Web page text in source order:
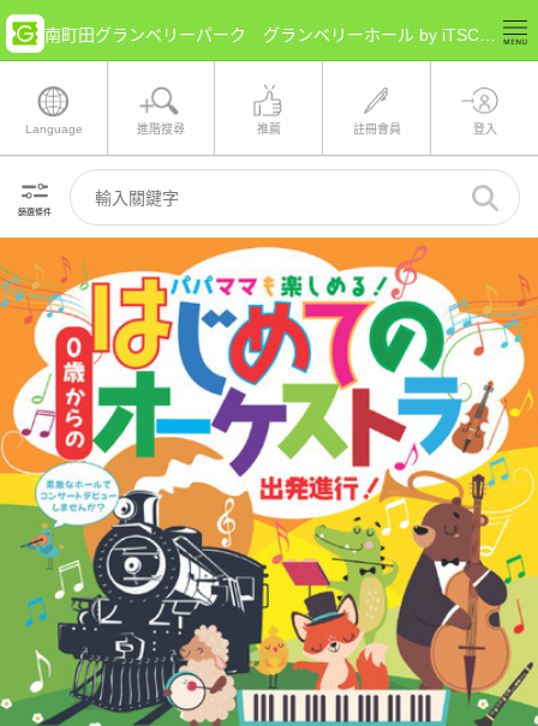
Language 進階搜尋 推薦 註冊會員 登入
篩選條件